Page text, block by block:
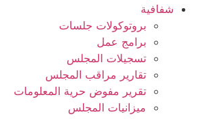
شفافية
بروتوكولات جلسات
برامج عمل
تسجيلات المجلس
تقارير مراقب المجلس
تقرير مفوض حرية المعلومات
ميزانيات المجلس